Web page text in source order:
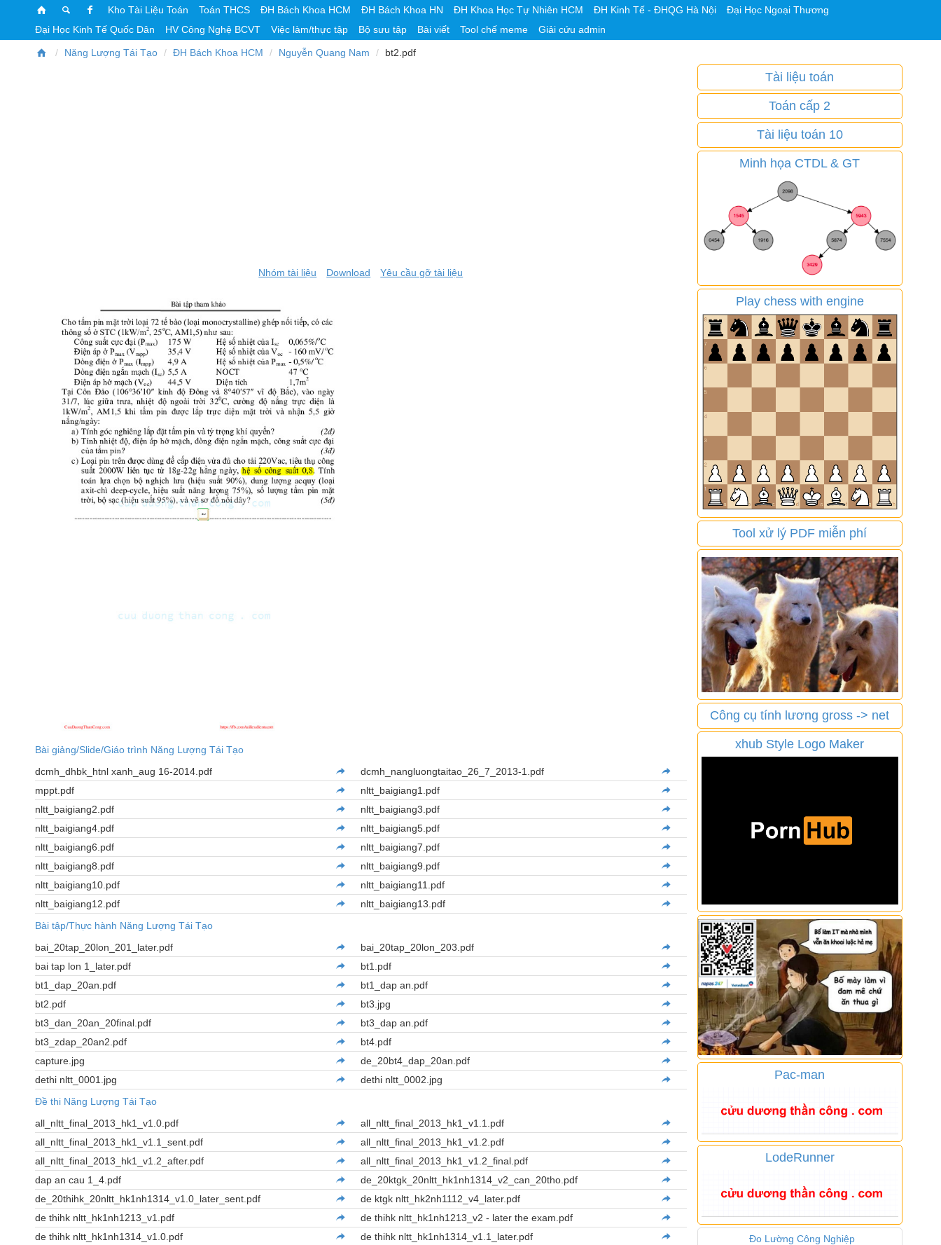
Kho Tài Liệu Toán Toán THCS ĐH Bách Khoa HCM ĐH Bách Khoa HN ĐH Khoa Học Tự Nhiên HCM ĐH Kinh Tế - ĐHQG Hà Nội
Đại Học Ngoại Thương
Đại Học Kinh Tế Quốc Dân
HV Công Nghệ BCVT Việc làm/thực tập Bộ sưu tập Bài viết Tool chế meme Giải cứu admin
Năng Lượng Tái Tạo ĐH Bách Khoa HCM Nguyễn Quang Nam bt2.pdf
Nhóm tài liệu Download Yêu cầu gỡ tài liệu
Bài giảng/Slide/Giáo trình Năng Lượng Tái Tạo
dcmh_dhbk_htnl xanh_aug 16-2014.pdf
dcmh_nangluongtaitao_26_7_2013-1.pdf
mppt.pdf
nltt_baigiang1.pdf
nltt_baigiang2.pdf
nltt_baigiang3.pdf
nltt_baigiang4.pdf
nltt_baigiang5.pdf
nltt_baigiang6.pdf
nltt_baigiang7.pdf
nltt_baigiang8.pdf
nltt_baigiang9.pdf
nltt_baigiang10.pdf
nltt_baigiang11.pdf
nltt_baigiang12.pdf
nltt_baigiang13.pdf
Bài tập/Thực hành Năng Lượng Tái Tạo
bai_20tap_20lon_201_later.pdf
bai_20tap_20lon_203.pdf
bai tap lon 1_later.pdf
bt1.pdf
bt1_dap_20an.pdf
bt1_dap an.pdf
bt2.pdf
bt3.jpg
bt3_dan_20an_20final.pdf
bt3_dap an.pdf
bt3_zdap_20an2.pdf
bt4.pdf
capture.jpg
de_20bt4_dap_20an.pdf
dethi nltt_0001.jpg
dethi nltt_0002.jpg
Đề thi Năng Lượng Tái Tạo
all_nltt_final_2013_hk1_v1.0.pdf
all_nltt_final_2013_hk1_v1.1.pdf
all_nltt_final_2013_hk1_v1.1_sent.pdf
all_nltt_final_2013_hk1_v1.2.pdf
all_nltt_final_2013_hk1_v1.2_after.pdf
all_nltt_final_2013_hk1_v1.2_final.pdf
dap an cau 1_4.pdf
de_20ktgk_20nltt_hk1nh1314_v2_can_20tho.pdf
de_20thihk_20nltt_hk1nh1314_v1.0_later_sent.pdf
de ktgk nltt_hk2nh1112_v4_later.pdf
de thihk nltt_hk1nh1213_v1.pdf
de thihk nltt_hk1nh1213_v2 - later the exam.pdf
de thihk nltt_hk1nh1314_v1.0.pdf
de thihk nltt_hk1nh1314_v1.1_later.pdf
Tài liệu toán
Toán cấp 2
Tài liệu toán 10
Minh họa CTDL & GT
Play chess with engine
Tool xử lý PDF miễn phí
Công cụ tính lương gross -> net
xhub Style Logo Maker
Pac-man
LodeRunner
Đo Lường Công Nghiệp